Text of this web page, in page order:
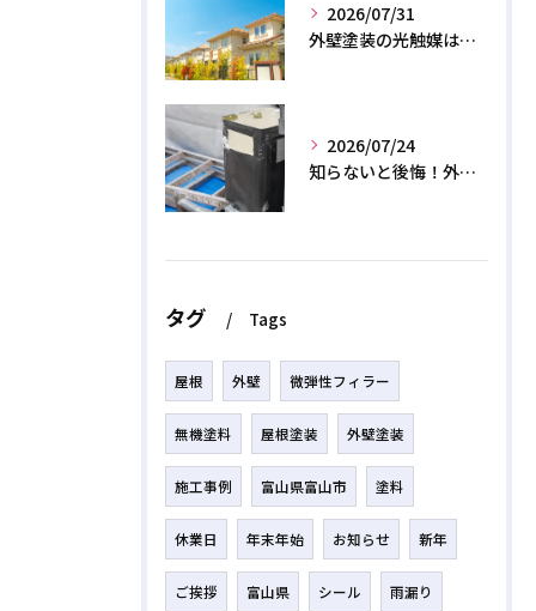
2026/07/31
外壁塗装の光触媒は効果なし？デメリットと2026年のリアル
2026/07/24
知らないと後悔！外壁塗装で無機質塗料を選ぶデメリットと3つの罠
タグ Tags
屋根 外壁 微弾性フィラー
無機塗料 屋根塗装 外壁塗装
施工事例 富山県富山市 塗料
休業日 年末年始 お知らせ 新年
ご挨拶 富山県 シール 雨漏り